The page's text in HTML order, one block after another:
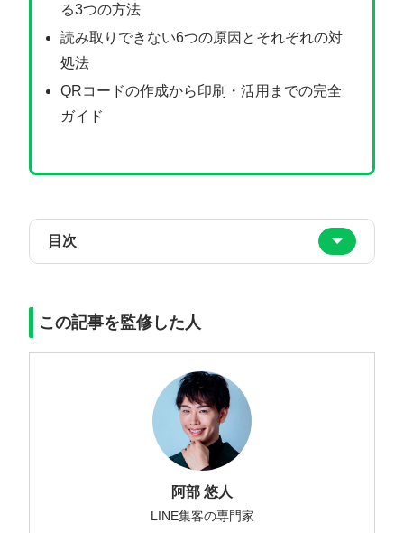
る3つの方法
読み取りできない6つの原因とそれぞれの対
処法
QRコードの作成から印刷・活用までの完全
ガイド
目次
この記事を監修した人
阿部 悠人
LINE集客の専門家